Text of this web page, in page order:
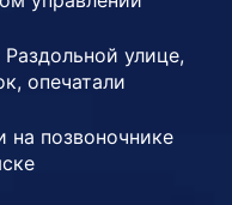
улице,
опечатали
позвоночнике